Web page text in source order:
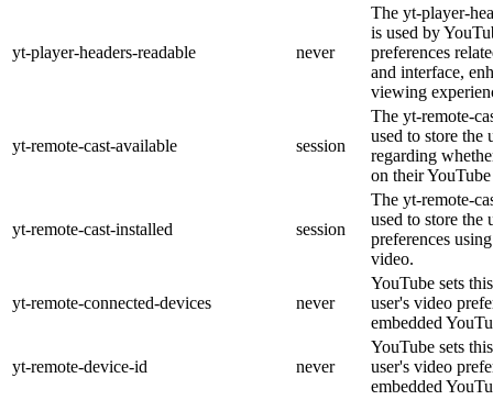
yt-player-headers-readable never
The yt-player-
is used by
preferences
and interface,
viewing
yt-remote-cast-available session
The yt-remote-
used to store the
regarding
on their
yt-remote-cast-installed session
The yt-remote-
used to store the
preferences
video.
yt-remote-connected-devices never
YouTube sets
user's video
embedded
yt-remote-device-id never
YouTube sets
user's video
embedded